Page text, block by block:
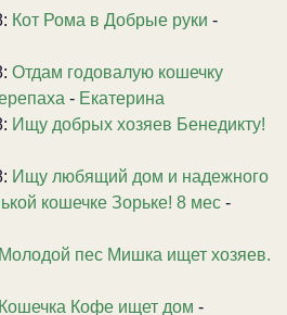
Кот Рома в Добрые руки -
Отдам годовалую кошечку
- Екатерина
Ищу добрых хозяев Бенедикту!
Ищу любящий дом и надежного
кошечке Зорьке! 8 мес -
Молодой пес Мишка ищет хозяев.
Кошечка Кофе ищет дом -